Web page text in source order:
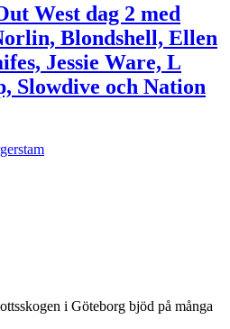
West dag 2 med
Blondshell, Ellen
Jessie Ware, L
Slowdive och Nation
i Göteborg bjöd på många